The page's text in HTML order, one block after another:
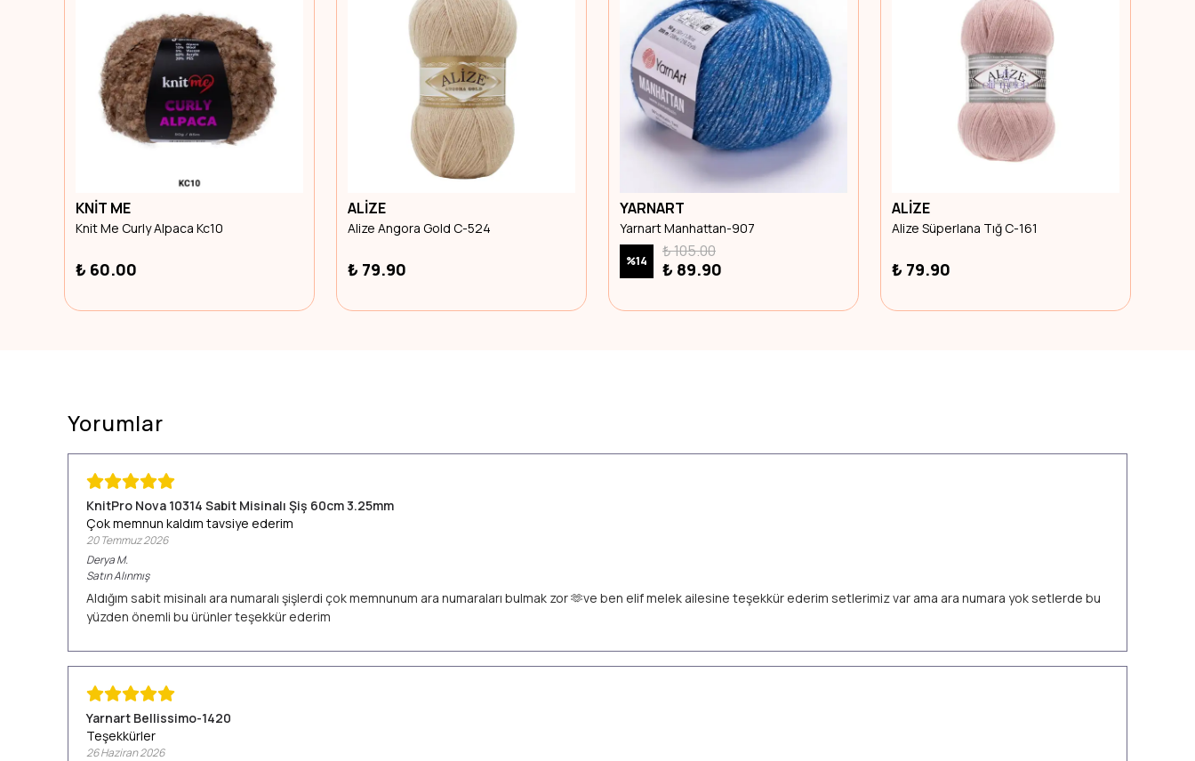
KNİT ME
Knit Me Curly Alpaca Kc10
₺ 60.00
ALİZE
Alize Angora Gold C-524
₺ 79.90
YARNART
Yarnart Manhattan-907
%14
₺ 105.00
₺ 89.90
ALİZE
Alize Süperlana Tığ C-161
₺ 79.90
Yorumlar
KnitPro Nova 10314 Sabit Misinalı Şiş 60cm 3.25mm
Çok memnun kaldım tavsiye ederim
20 Temmuz 2026
DeryaM.
Satın Alınmış
Aldığım sabit misinalı ara numaralı şişlerdi çok memnunum ara numaraları bulmak zor 🫶ve ben elif melek ailesine teşekkür ederim setlerimiz var ama ara numara yok setlerde bu
yüzden önemli bu ürünler teşekkür ederim
Yarnart Bellissimo-1420
Teşekkürler
26 Haziran 2026